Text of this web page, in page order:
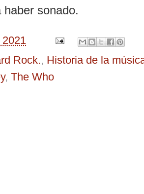
sonado.
Rock., Historia de la
, The Who